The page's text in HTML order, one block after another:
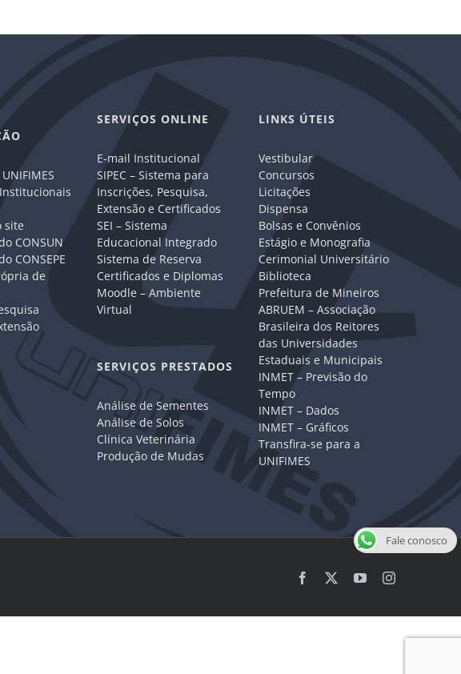
site
CONSUN
CONSEPE
de
SERVIÇOS ONLINE
E-mail Institucional
SIPEC – Sistema para
Inscrições, Pesquisa,
Extensão e Certificados
SEI – Sistema
Educacional Integrado
Sistema de Reserva
Certificados e Diplomas
Moodle – Ambiente
Virtual
SERVIÇOS PRESTADOS
Análise de Sementes
Análise de Solos
Clínica Veterinária
Produção de Mudas
LINKS ÚTEIS
Vestibular
Concursos
Licitações
Dispensa
Bolsas e Convênios
Estágio e Monografia
Cerimonial Universitário
Biblioteca
Prefeitura de Mineiros
ABRUEM – Associação
Brasileira dos Reitores
das Universidades
Estaduais e Municipais
INMET – Previsão do
Tempo
INMET – Dados
INMET – Gráficos
Transfira-se para a
UNIFIMES
Facebook YouTubeInstagram
Fale conosco